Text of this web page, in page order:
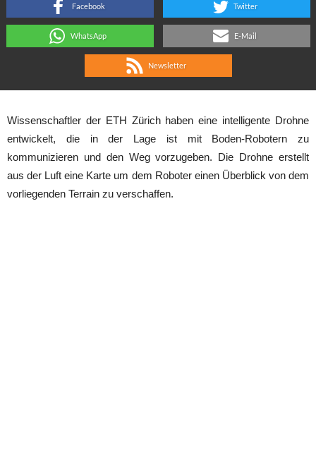
Facebook Twitter
WhatsApp E-Mail
Newsletter
Wissenschaftler der ETH Zürich haben eine intelligente Drohne
entwickelt, die in der Lage ist mit Boden-Robotern zu
kommunizieren und den Weg vorzugeben. Die Drohne erstellt
aus der Luft eine Karte um dem Roboter einen Überblick von dem
vorliegenden Terrain zu verschaffen.